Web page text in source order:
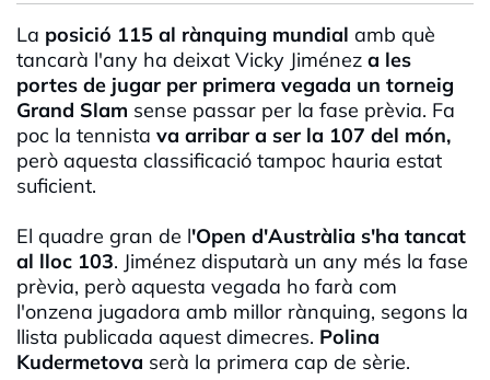
La posició 115 al rànquing mundial amb què
tancarà l'any ha deixat Vicky Jiménez a les
portes de jugar per primera vegada un torneig
Grand Slam sense passar per la fase prèvia. Fa
poc la tennista va arribar a ser la 107 del món,
però aquesta classificació tampoc hauria estat
suficient.
El quadre gran de l'Open d'Austràlia s'ha tancat
al lloc 103. Jiménez disputarà un any més la fase
prèvia, però aquesta vegada ho farà com
l'onzena jugadora amb millor rànquing, segons la
llista publicada aquest dimecres. Polina
Kudermetova serà la primera cap de sèrie.